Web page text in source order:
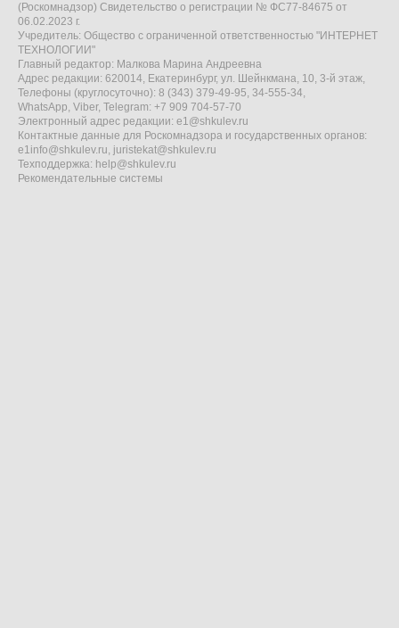
(Роскомнадзор) Свидетельство о регистрации № ФС77-84675 от
06.02.2023 г.
Учредитель: Общество с ограниченной ответственностью "ИНТЕРНЕТ
ТЕХНОЛОГИИ"
Главный редактор: Малкова Марина Андреевна
Адрес редакции: 620014, Екатеринбург, ул. Шейнкмана, 10, 3-й этаж,
Телефоны (круглосуточно): 8 (343) 379-49-95, 34-555-34,
WhatsApp, Viber, Telegram: +7 909 704-57-70
Электронный адрес редакции: e1@shkulev.ru
Контактные данные для Роскомнадзора и государственных органов:
e1info@shkulev.ru, juristekat@shkulev.ru
Техподдержка: help@shkulev.ru
Рекомендательные системы